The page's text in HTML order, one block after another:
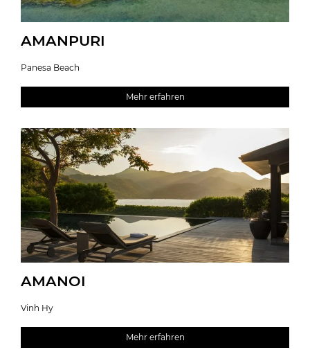
AMANPURI
Panesa Beach
Mehr erfahren
AMANOI
Vinh Hy
Mehr erfahren